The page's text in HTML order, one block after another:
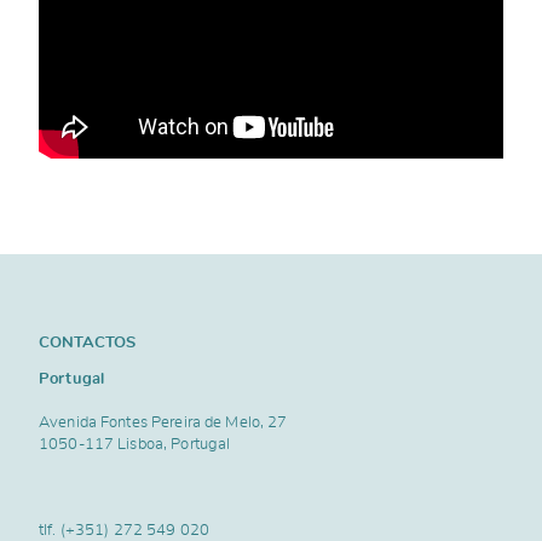
CONTACTOS
Portugal
Avenida Fontes Pereira de Melo, 27
1050-117 Lisboa, Portugal
tlf. (+351) 272 549 020